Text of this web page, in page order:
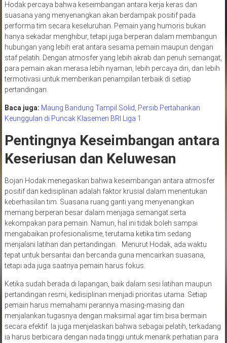
Hodak percaya bahwa keseimbangan antara kerja keras dan
suasana yang menyenangkan akan berdampak positif pada
performa tim secara keseluruhan. Pemain yang humoris bukan
hanya sekadar menghibur, tetapi juga berperan dalam membangun
hubungan yang lebih erat antara sesama pemain maupun dengan
staf pelatih. Dengan atmosfer yang lebih akrab dan penuh semangat,
para pemain akan merasa lebih nyaman, lebih percaya diri, dan lebih
termotivasi untuk memberikan penampilan terbaik di setiap
pertandingan.
Baca juga: Maung Bandung Tampil Solid, Persib Pertahankan
Keunggulan di Puncak Klasemen BRI Liga 1
Pentingnya Keseimbangan antara
Keseriusan dan Keluwesan
Bojan Hodak menegaskan bahwa keseimbangan antara atmosfer
positif dan kedisiplinan adalah faktor krusial dalam menentukan
keberhasilan tim. Suasana ruang ganti yang menyenangkan
memang berperan besar dalam menjaga semangat serta
kekompakan para pemain. Namun, hal ini tidak boleh sampai
mengabaikan profesionalisme, terutama ketika tim sedang
menjalani latihan dan pertandingan. Menurut Hodak, ada waktu
tepat untuk bersantai dan bercanda guna mencairkan suasana,
tetapi ada juga saatnya pemain harus fokus.
Ketika sudah berada di lapangan, baik dalam sesi latihan maupun
pertandingan resmi, kedisiplinan menjadi prioritas utama. Setiap
pemain harus memahami perannya masing-masing dan
menjalankan tugasnya dengan maksimal agar tim bisa bermain
secara efektif. Ia juga menjelaskan bahwa sebagai pelatih, terkadang
ia harus berbicara dengan nada tinggi untuk menarik perhatian para